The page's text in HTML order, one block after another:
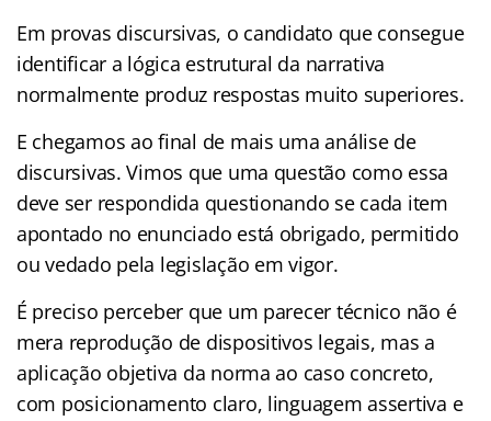
Em provas discursivas, o candidato que consegue
identificar a lógica estrutural da narrativa
normalmente produz respostas muito superiores.
E chegamos ao final de mais uma análise de
discursivas. Vimos que uma questão como essa
deve ser respondida questionando se cada item
apontado no enunciado está obrigado, permitido
ou vedado pela legislação em vigor.
É preciso perceber que um parecer técnico não é
mera reprodução de dispositivos legais, mas a
aplicação objetiva da norma ao caso concreto,
com posicionamento claro, linguagem assertiva e